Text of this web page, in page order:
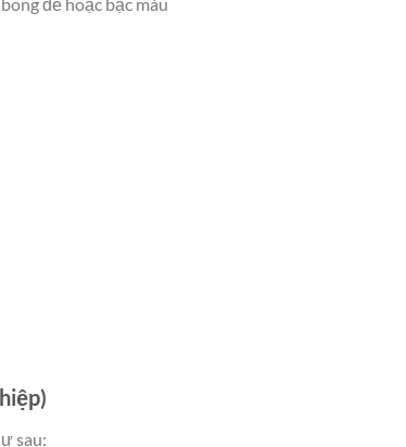
đế hoặc bạc màu
sau: